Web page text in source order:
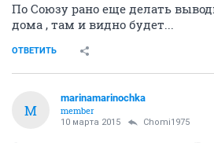
По Союзу рано еще делать
дома , там и видно будет...
ОТВЕТИТЬ
M
marinamarinochka
member
10 марта 2015 Chomi1975